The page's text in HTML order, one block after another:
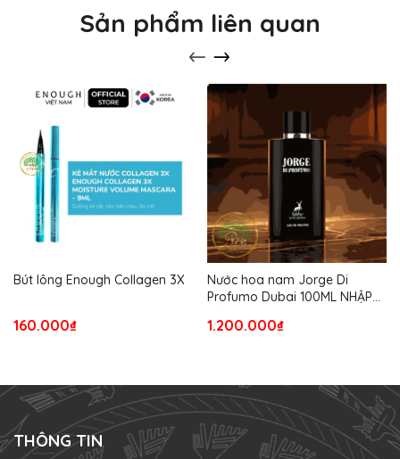
Sản phẩm liên quan
Bút lông Enough Collagen 3X
160.000₫
Nước hoa nam Jorge Di
Profumo Dubai 100ML NHẬP
1.200.000₫
THÔNG TIN